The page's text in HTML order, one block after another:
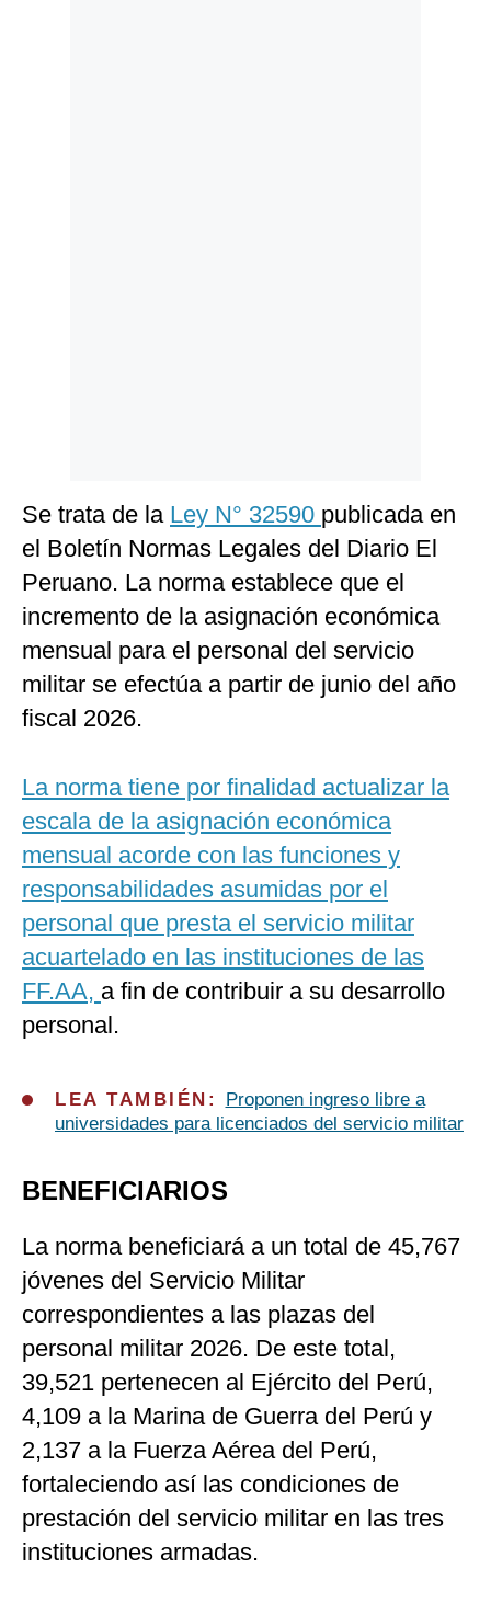
Se trata de la Ley N° 32590 publicada en
el Boletín Normas Legales del Diario El
Peruano. La norma establece que el
incremento de la asignación económica
mensual para el personal del servicio
militar se efectúa a partir de junio del año
fiscal 2026.
La norma tiene por finalidad actualizar la
escala de la asignación económica
mensual acorde con las funciones y
responsabilidades asumidas por el
personal que presta el servicio militar
acuartelado en las instituciones de las
FF.AA, a fin de contribuir a su desarrollo
personal.
LEA TAMBIÉN:
Proponen ingreso libre a
universidades para licenciados del servicio militar
BENEFICIARIOS
La norma beneficiará a un total de 45,767
jóvenes del Servicio Militar
correspondientes a las plazas del
personal militar 2026. De este total,
39,521 pertenecen al Ejército del Perú,
4,109 a la Marina de Guerra del Perú y
2,137 a la Fuerza Aérea del Perú,
fortaleciendo así las condiciones de
prestación del servicio militar en las tres
instituciones armadas.